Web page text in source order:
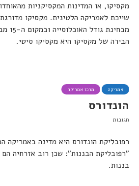
מקסיקו, או המדינות המקסיקניות
הבירה של מקסיקו היא מקסיקו סיטי.
אמריקה מרכז אמריקה
הונדורס
תגובות
רפובליקת הונדורס היא מדינה באמריקה
"רפובליקת הבננות": שכן רוב אזרחיה
בננות.